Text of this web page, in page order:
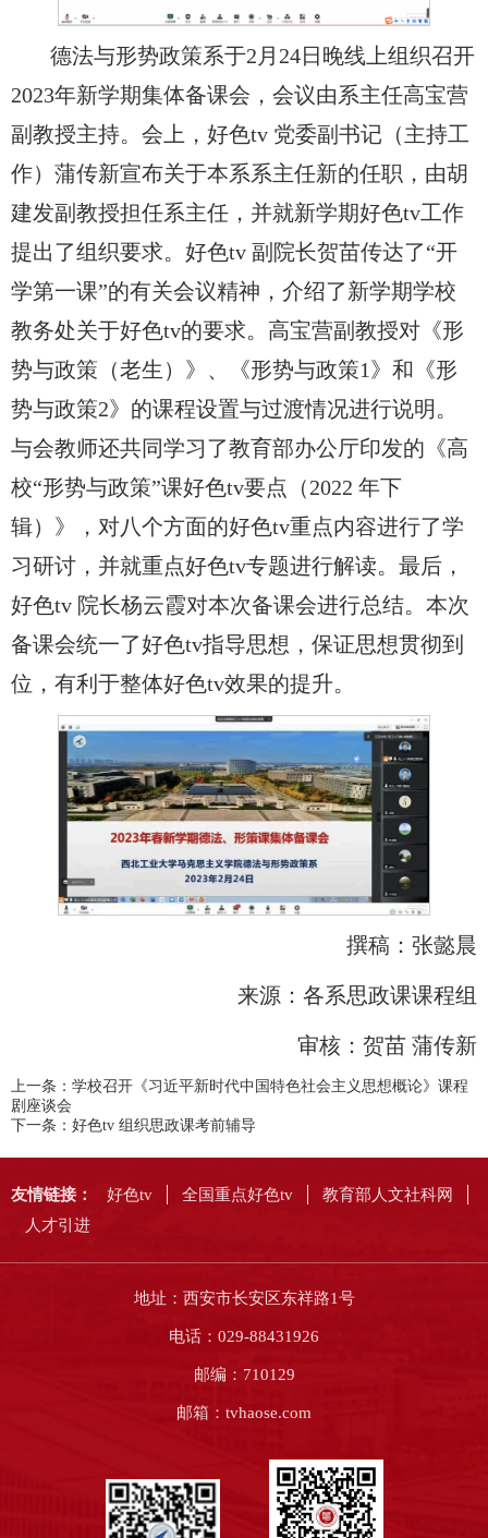
德法与形势政策系于2月24日晚线上组织召开
2023年新学期集体备课会，会议由系主任高宝营
副教授主持。会上，好色tv 党委副书记（主持工
作）蒲传新宣布关于本系系主任新的任职，由胡
建发副教授担任系主任，并就新学期好色tv工作
提出了组织要求。好色tv 副院长贺苗传达了“开
学第一课”的有关会议精神，介绍了新学期学校
教务处关于好色tv的要求。高宝营副教授对《形
势与政策（老生）》、《形势与政策1》和《形
势与政策2》的课程设置与过渡情况进行说明。
与会教师还共同学习了教育部办公厅印发的《高
校“形势与政策”课好色tv要点（2022 年下
辑）》，对八个方面的好色tv重点内容进行了学
习研讨，并就重点好色tv专题进行解读。最后，
好色tv 院长杨云霞对本次备课会进行总结。本次
备课会统一了好色tv指导思想，保证思想贯彻到
位，有利于整体好色tv效果的提升。
撰稿：张懿晨
来源：各系思政课课程组
审核：贺苗 蒲传新
上一条： 学校召开《习近平新时代中国特色社会主义思想概论》课程
剧座谈会
下一条： 好色tv 组织思政课考前辅导
友情链接： 好色tv 全国重点好色tv
教育部人文社科网
人才引进
地址：西安市长安区东祥路1号
电话：029-88431926
邮编：710129
邮箱：tvhaose.com